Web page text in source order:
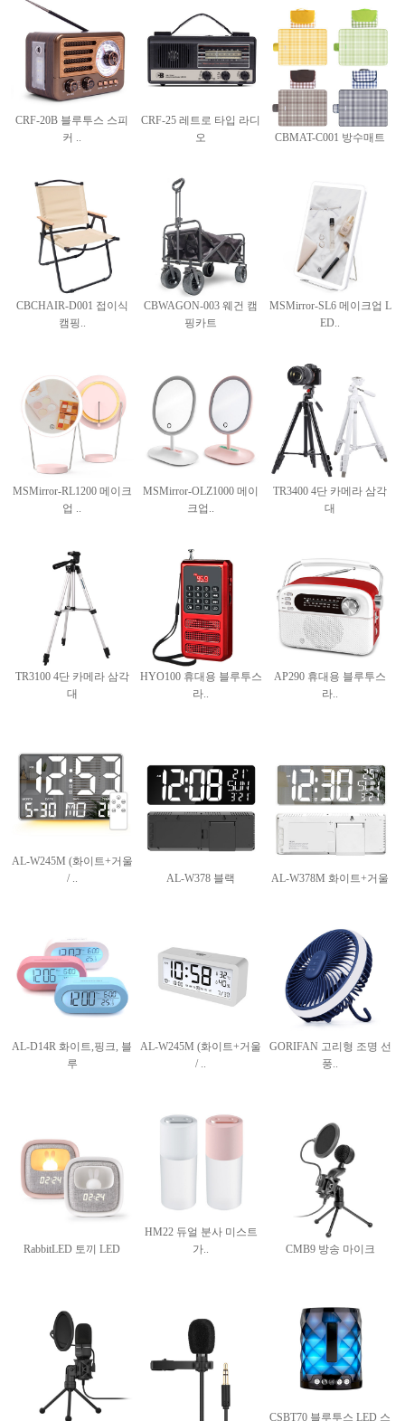
CRF-20B 블루투스 스피
커 ..
CRF-25 레트로 타입 라디
오
CBMAT-C001 방수매트
CBCHAIR-D001 접이식
캠핑..
CBWAGON-003 웨건 캠
핑카트
MSMirror-SL6 메이크업 L
ED..
MSMirror-RL1200 메이크
업 ..
MSMirror-OLZ1000 메이
크업..
TR3400 4단 카메라 삼각
대
TR3100 4단 카메라 삼각
대
HYO100 휴대용 블루투스
라..
AP290 휴대용 블루투스
라..
AL-W245M (화이트+거울
/ ..
AL-W378 블랙 AL-W378M 화이트+거울
AL-D14R 화이트,핑크, 블
루
AL-W245M (화이트+거울
/ ..
GORIFAN 고리형 조명 선
풍..
RabbitLED 토끼 LED
HM22 듀얼 분사 미스트
가..
CMB9 방송 마이크
CSBT70 블루투스 LED 스